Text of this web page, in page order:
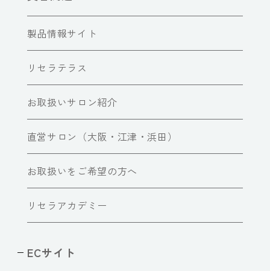
製品情報サイト
リセラテラス
お取扱いサロン紹介
直営サロン（大阪・江津・浜田）
お取扱いをご希望の方へ
リセラアカデミー
ECサイト